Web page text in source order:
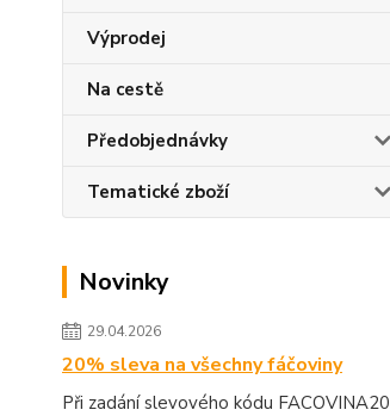
Výprodej
Na cestě
Předobjednávky
Tematické zboží
Novinky
29.04.2026
20% sleva na všechny fáčoviny
Při zadání slevového kódu FACOVINA20